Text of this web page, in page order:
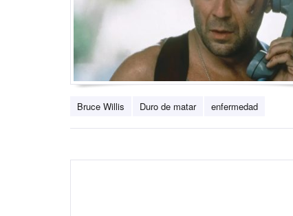
Bruce Willis Duro de matar enfermedad